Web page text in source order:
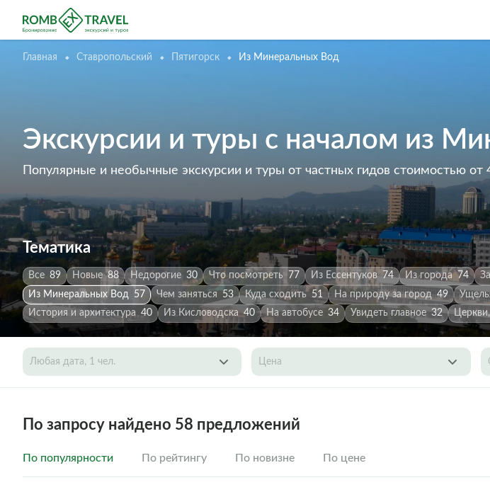
Главная Ставропольский Пятигорск Из Минеральных Вод
Экскурсии и туры с началом из
Популярные и необычные экскурсии и туры от частных гидов стоимостью от
Тематика
Все 89 Новые 88 Недорогие 30 Что посмотреть 77 Из Ессентуков 74 Из города 74
Из Минеральных Вод
57 Чем заняться 53 Куда сходить 51 На природу за город 49
История и архитектура 40 Из Кисловодска 40 На автобусе 34 Увидеть главное 32
Любая дата, 1 чел. Цена
По запросу найдено 58 предложений
По популярности По рейтингу По новизне По цене